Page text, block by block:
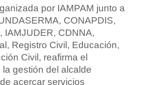
por IAMPAM junto a
CONAPDIS,
IAMJUDER, CDNNA,
Registro Civil, Educación,
Civil, reafirma el
gestión del alcalde
acercar servicios